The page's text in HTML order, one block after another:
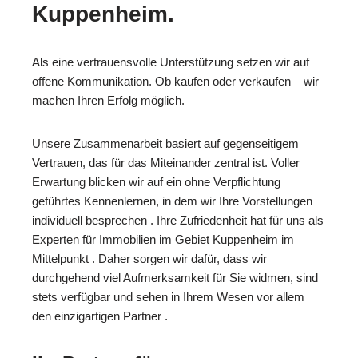
Kuppenheim.
Als eine vertrauensvolle Unterstützung setzen wir auf
offene Kommunikation. Ob kaufen oder verkaufen – wir
machen Ihren Erfolg möglich.
Unsere Zusammenarbeit basiert auf gegenseitigem
Vertrauen, das für das Miteinander zentral ist. Voller
Erwartung blicken wir auf ein ohne Verpflichtung
geführtes Kennenlernen, in dem wir Ihre Vorstellungen
individuell besprechen . Ihre Zufriedenheit hat für uns als
Experten für Immobilien im Gebiet Kuppenheim im
Mittelpunkt . Daher sorgen wir dafür, dass wir
durchgehend viel Aufmerksamkeit für Sie widmen, sind
stets verfügbar und sehen in Ihrem Wesen vor allem
den einzigartigen Partner .